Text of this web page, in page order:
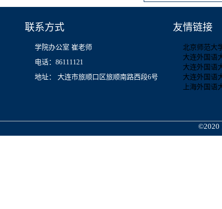
联系方式
学院办公室 崔老师
电话：86111121
地址： 大连市旅顺口区旅顺南路西段6号
友情链接
北京师范大
大连外国语
大连外国语
大连外国语
上海外国语
©2020